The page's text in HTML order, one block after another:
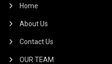
Home
About Us
Contact Us
OUR TEAM